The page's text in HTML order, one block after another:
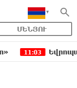
ՄԵՆՅՈՒ
Եվրոպական